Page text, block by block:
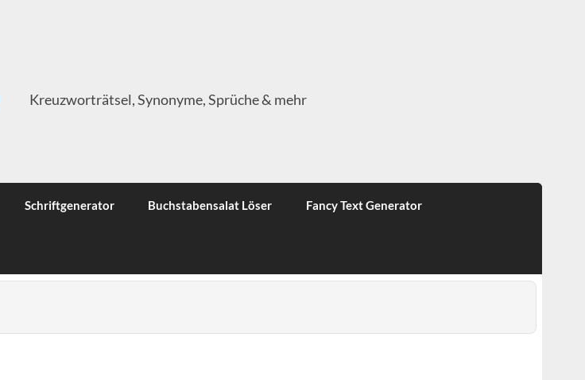
Kreuzworträtsel, Synonyme, Sprüche & mehr
Schriftgenerator Buchstabensalat Löser Fancy Text Generator